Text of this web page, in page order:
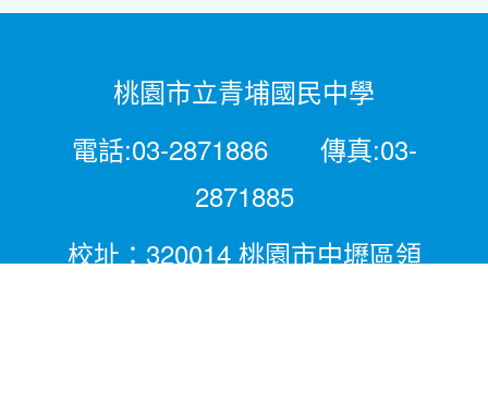
桃園市立青埔國民中學
電話:03-2871886 傳真:03-
2871885
校址：320014 桃園市中壢區領